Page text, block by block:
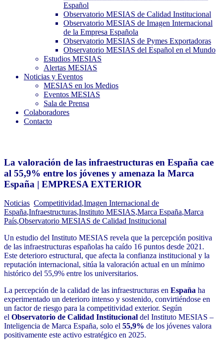
Español
Observatorio MESIAS de Calidad Institucional
Observatorio MESIAS de Imagen Internacional
de la Empresa Española
Observatorio MESIAS de Pymes Exportadoras
Observatorio MESIAS del Español en el Mundo
Estudios MESIAS
Alertas MESIAS
Noticias y Eventos
MESIAS en los Medios
Eventos MESIAS
Sala de Prensa
Colaboradores
Contacto
La valoración de las infraestructuras en España cae
al 55,9% entre los jóvenes y amenaza la Marca
España | EMPRESA EXTERIOR
Noticias Competitividad,Imagen Internacional de
España,Infraestructuras,Instituto MESIAS,Marca España,Marca
País,Observatorio MESIAS de Calidad Institucional
Un estudio del Instituto MESIAS revela que la percepción positiva
de las infraestructuras españolas ha caído 16 puntos desde 2021.
Este deterioro estructural, que afecta la confianza institucional y la
reputación internacional, sitúa la valoración actual en un mínimo
histórico del 55,9% entre los universitarios.
La percepción de la calidad de las infraestructuras en España ha
experimentado un deterioro intenso y sostenido, convirtiéndose en
un factor de riesgo para la competitividad exterior. Según
el Observatorio de Calidad Institucional del Instituto MESIAS –
Inteligencia de Marca España, solo el 55,9% de los jóvenes valora
positivamente este activo estratégico en 2025.